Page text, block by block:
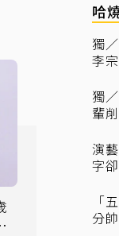
哈
獨
李
獨
輩
演
字
「
分